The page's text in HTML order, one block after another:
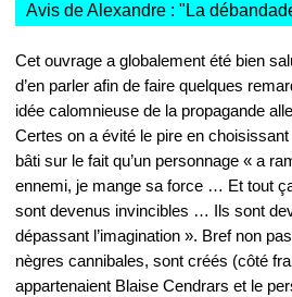
Avis de Alexandre : " La
Cet ouvrage a globalement été bien
d’en parler afin de faire quelques
idée calomnieuse de la propagande
Certes on a évité le pire en
bâti sur le fait qu’un personnage « a
ennemi, je mange sa force … Et tout
sont devenus invincibles … Ils sont
dépassant l’imagination ». Bref non
nègres cannibales, sont créés (côté
appartenaient Blaise Cendrars et le